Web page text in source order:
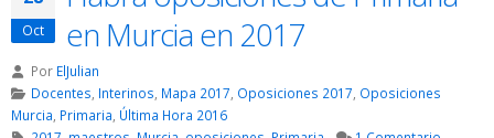
Oct
en Murcia en 2017
Por ElJulian
Docentes Interinos Mapa 2017 Oposiciones 2017 Oposiciones
Murcia, Primaria, Última Hora 2016